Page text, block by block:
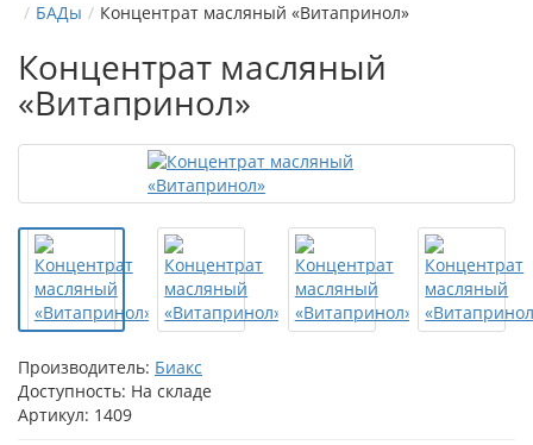
БАДы Концентрат масляный «Витапринол»
Концентрат масляный
«Витапринол»
Производитель: Биакс
Доступность: На складе
Артикул: 1409